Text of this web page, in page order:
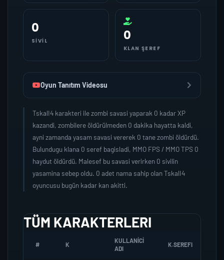
0
SIVIL 0
KLAN ŞEREF
Oyun Tanıtım Videosu
TskalI4 karakteri ile zombi savasi yaparak 0 kadar XP
kazandi, zombilere öldürülmeden 0 dakika hayatta kaldi,
ayni zamanda yasam savasi vererek 0 tane zombi öldürdü.
Bulundugu klana 0 seref bagisladi, MMO FPS / MMO TPS 0
haydut öldürdü. Malesef bu savasi verirken 0 sivilin
yasamina sebep oldu. 0 adet nama sahip olan TskalI4
oyuncusu bugün kadar kan akitti.
TÜM KARAKTERLERI
# K
KULLANICI
ADI
K.SEREFI